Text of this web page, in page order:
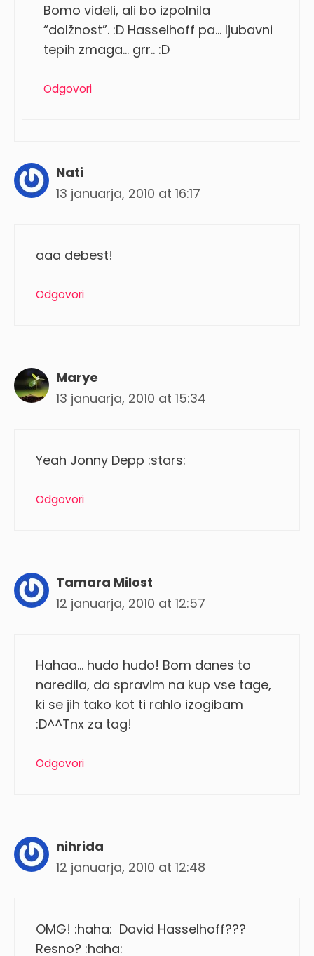
Bomo videli, ali bo izpolnila
“dolžnost”. :D Hasselhoff pa… ljubavni
tepih zmaga… grr.. :D
Odgovori
Nati
13 januarja, 2010 at 16:17
aaa debest!
Odgovori
Marye
13 januarja, 2010 at 15:34
Yeah Jonny Depp :stars:
Odgovori
Tamara Milost
12 januarja, 2010 at 12:57
Hahaa… hudo hudo! Bom danes to
naredila, da spravim na kup vse tage,
ki se jih tako kot ti rahlo izogibam
:D^^Tnx za tag!
Odgovori
nihrida
12 januarja, 2010 at 12:48
OMG! :haha: David Hasselhoff???
Resno? :haha: